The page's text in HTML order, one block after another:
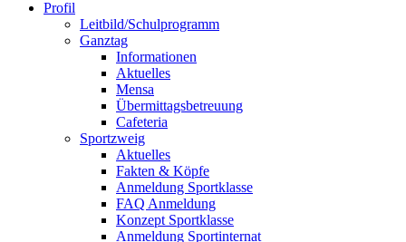
Profil
Leitbild/Schulprogramm
Ganztag
Informationen
Aktuelles
Mensa
Übermittagsbetreuung
Cafeteria
Sportzweig
Aktuelles
Fakten & Köpfe
Anmeldung Sportklasse
FAQ Anmeldung
Konzept Sportklasse
Anmeldung Sportinternat